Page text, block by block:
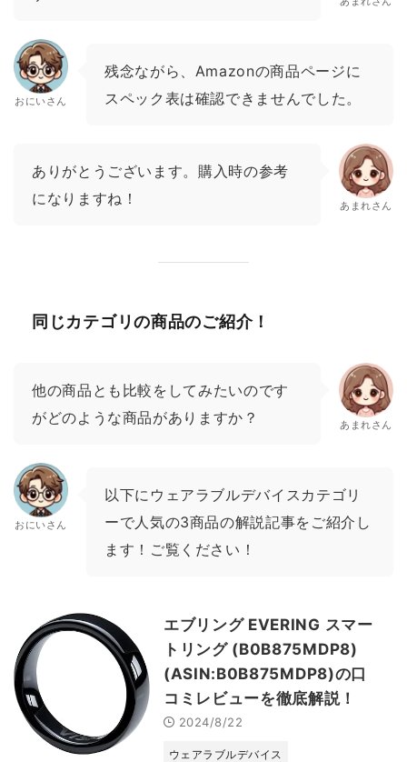
おにいさん
残念ながら、Amazonの商品ページに
スペック表は確認できませんでした。
ありがとうございます。購入時の参考
になりますね！
あまれさん
同じカテゴリの商品のご紹介！
他の商品とも比較をしてみたいのです
がどのような商品がありますか？
あまれさん
おにいさん
以下にウェアラブルデバイスカテゴリ
ーで人気の3商品の解説記事をご紹介し
ます！ご覧ください！
エブリング EVERING スマー
トリング (B0B875MDP8)
(ASIN:B0B875MDP8)の口
コミレビューを徹底解説！
2024/8/22
ウェアラブルデバイス